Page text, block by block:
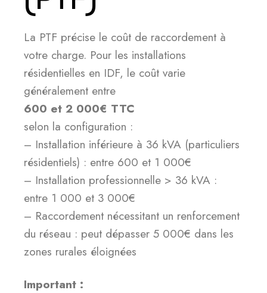
La PTF précise le coût de raccordement à
votre charge. Pour les installations
résidentielles en IDF, le coût varie
généralement entre
600 et 2 000€ TTC
selon la configuration :
– Installation inférieure à 36 kVA (particuliers
résidentiels) : entre 600 et 1 000€
– Installation professionnelle > 36 kVA :
entre 1 000 et 3 000€
– Raccordement nécessitant un renforcement
du réseau : peut dépasser 5 000€ dans les
zones rurales éloignées
Important :